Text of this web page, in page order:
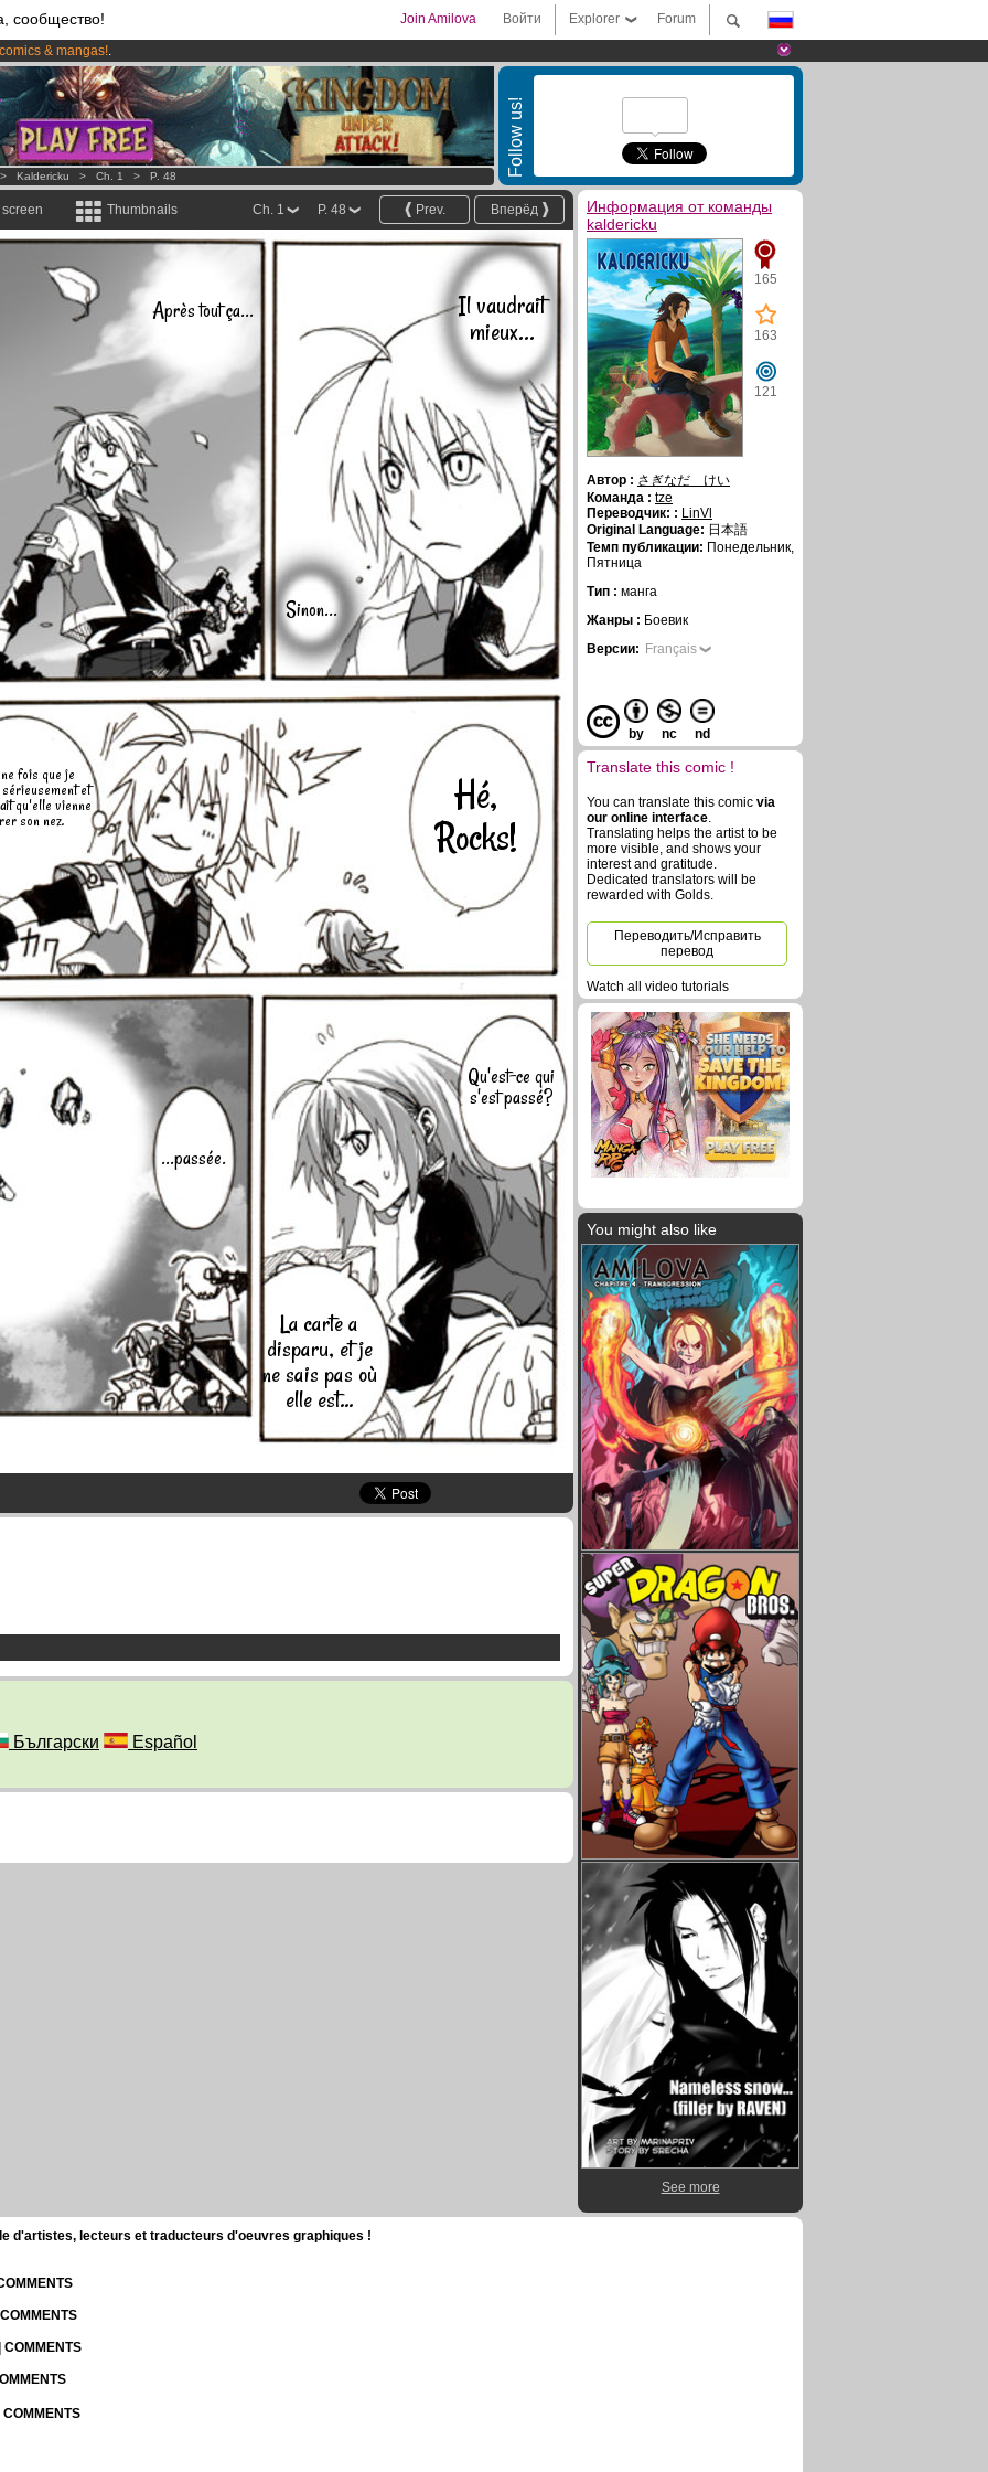
сообщество! Forum
Explorer
Войти
Join Amilova
comics & mangas!.
per month !Get membership now
Follow us!
Kaldericku > Ch. 1 > P. 48
Thumbnails Вперёд
Prev.
P. 48
Ch. 1
Il vaudrait
mieux...
Sinon...
Après tout ça...
fois que je
et
qu'elle vienne
son nez.
Hé,
Rocks!
Qu'est-ce qui
s'est passé?
La carte a
disparu, et je
ne sais pas où
elle est...
...passée.
Български Español
Информация от команды
kaldericku
165
163
121
Автор : さぎなだ けい
Команда : tze
Переводчик: : LinVl
Original Language: 日本語
Темп публикации: Понедельник,
Пятница
Тип : манга
Жанры : Боевик
Версии: Français
by nc nd
Translate this comic !
You can translate this comic via
our online interface.
Translating helps the artist to be
more visible, and shows your
interest and gratitude.
Dedicated translators will be
rewarded with Golds.
Переводить/Исправить
перевод
Watch all video tutorials
You might also like
See more
d'artistes, lecteurs et traducteurs d'oeuvres graphiques !